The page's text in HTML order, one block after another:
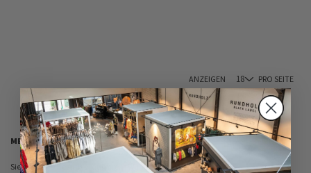
ANZEIGEN PRO SEITE
MEIN WUNSCHZETTEL
Sie haben keine Artikel auf Ihrem Wunschzettel.